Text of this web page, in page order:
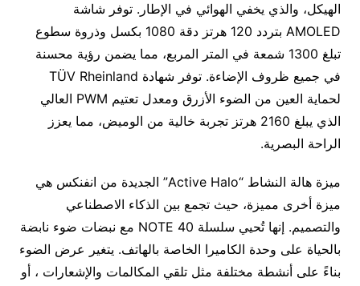
الهيكل، والذي يخفي الهوائي في الإطار. توفر شاشة
AMOLED بتردد 120 هرتز دقة 1080 بكسل وذروة سطوع
تبلغ 1300 شمعة في المتر المربع، مما يضمن رؤية محسنة
في جميع ظروف الإضاءة. توفر شهادة TÜV Rheinland
لحماية العين من الضوء الأزرق ومعدل تعتيم PWM العالي
الذي يبلغ 2160 هرتز تجربة خالية من الوميض، مما يعزز
الراحة البصرية.
ميزة هالة النشاط “Active Halo” الجديدة من انفنكس هي
ميزة أخرى مميزة، حيث تجمع بين الذكاء الاصطناعي
والتصميم. إنها تُحيي سلسلة NOTE 40 مع نبضات ضوء نابضة
بالحياة على وحدة الكاميرا الخاصة بالهاتف. يتغير عرض الضوء
بناءً على أنشطة مختلفة مثل تلقي المكالمات والإشعارات ، أو